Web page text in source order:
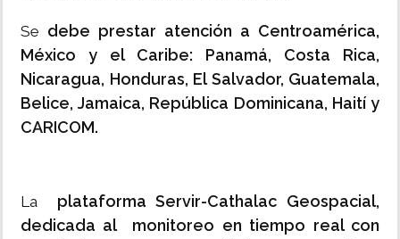
Se debe prestar atención a Centroamérica,
México y el Caribe: Panamá, Costa Rica,
Nicaragua, Honduras, El Salvador, Guatemala,
Belice, Jamaica, República Dominicana, Haití y
CARICOM.
La
plataforma Servir-Cathalac Geospacial,
dedicada al monitoreo en tiempo real con